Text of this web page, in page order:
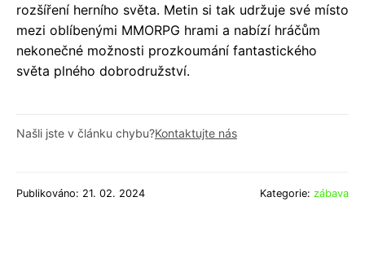
rozšíření herního světa. Metin si tak udržuje své místo
mezi oblíbenými MMORPG hrami a nabízí hráčům
nekonečné možnosti prozkoumání fantastického
světa plného dobrodružství.
Našli jste v článku chybu?Kontaktujte nás
Publikováno: 21. 02. 2024 Kategorie: zábava